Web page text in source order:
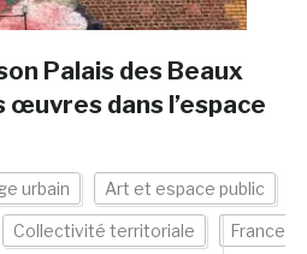
Palais des Beaux
dans l’espace
urbain Art et espace public
Collectivité territoriale France